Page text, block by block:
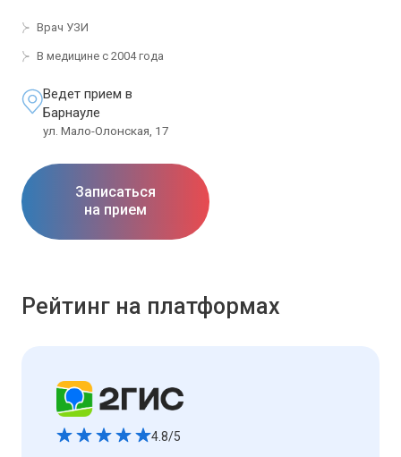
Врач УЗИ
В медицине с 2004 года
Ведет прием в
Барнауле
ул. Мало-Олонская, 17
Записаться
на прием
Рейтинг на платформах
4.8/5